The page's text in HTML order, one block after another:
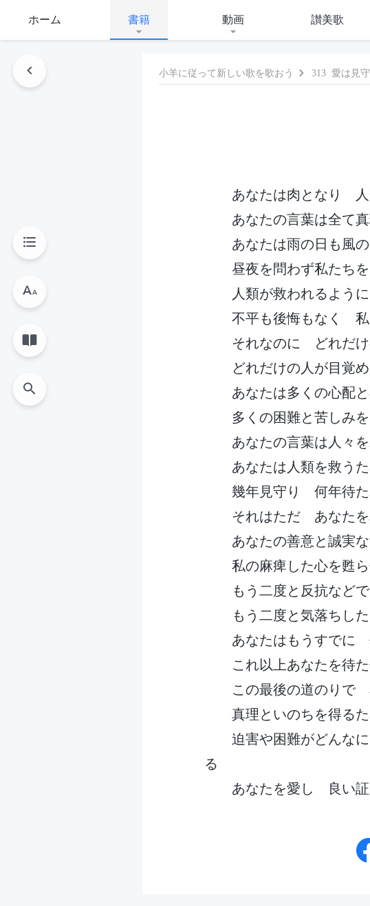
ホーム 書籍 動画 讃美歌
小羊に従って新しい歌を歌おう 313 愛は見
あなたは肉となり 人
あなたの言葉は全て
あなたは雨の日も風
昼夜を問わず私たち
人類が救われるよう
不平も後悔もなく 私
それなのに どれだけ
どれだけの人が目覚
あなたは多くの心配
多くの困難と苦しみ
あなたの言葉は人々
あなたは人類を救う
幾年見守り 何年待た
それはただ あなたを
あなたの善意と誠実
私の麻痺した心を甦
もう二度と反抗など
もう二度と気落ちし
あなたはもうすでに
これ以上あなたを待
この最後の道のりで
真理といのちを得る
迫害や困難がどんな
る
あなたを愛し 良い